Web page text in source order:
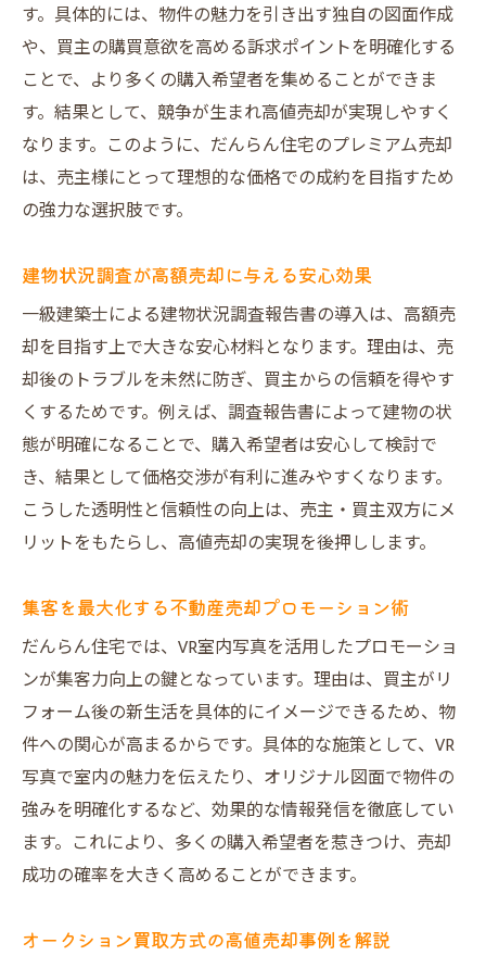
す。具体的には、物件の魅力を引き出す独自の図面作成
や、買主の購買意欲を高める訴求ポイントを明確化する
ことで、より多くの購入希望者を集めることができま
す。結果として、競争が生まれ高値売却が実現しやすく
なります。このように、だんらん住宅のプレミアム売却
は、売主様にとって理想的な価格での成約を目指すため
の強力な選択肢です。
建物状況調査が高額売却に与える安心効果
一級建築士による建物状況調査報告書の導入は、高額売
却を目指す上で大きな安心材料となります。理由は、売
却後のトラブルを未然に防ぎ、買主からの信頼を得やす
くするためです。例えば、調査報告書によって建物の状
態が明確になることで、購入希望者は安心して検討で
き、結果として価格交渉が有利に進みやすくなります。
こうした透明性と信頼性の向上は、売主・買主双方にメ
リットをもたらし、高値売却の実現を後押しします。
集客を最大化する不動産売却プロモーション術
だんらん住宅では、VR室内写真を活用したプロモーショ
ンが集客力向上の鍵となっています。理由は、買主がリ
フォーム後の新生活を具体的にイメージできるため、物
件への関心が高まるからです。具体的な施策として、VR
写真で室内の魅力を伝えたり、オリジナル図面で物件の
強みを明確化するなど、効果的な情報発信を徹底してい
ます。これにより、多くの購入希望者を惹きつけ、売却
成功の確率を大きく高めることができます。
オークション買取方式の高値売却事例を解説